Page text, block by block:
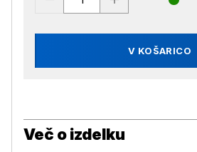
V KOŠARICO
Več o izdelku